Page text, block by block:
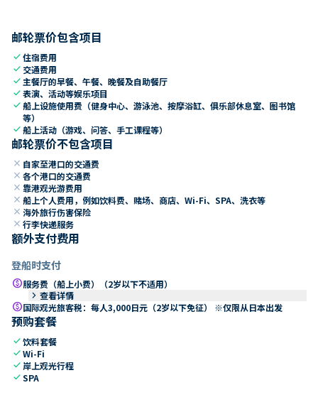
邮轮票价包含项目
check住宿费用
check 交通费用
check 主餐厅的早餐、午餐、晚餐及自助餐厅
check表演、活动等娱乐项目
check船上设施使用费（健身中心、游泳池、按摩浴缸、俱乐部休息室、图书馆
等）
check船上活动（游戏、问答、手工课程等）
邮轮票价不包含项目
close 自家至港口的交通费
close 各个港口的交通费
close 靠港观光游费用
close 船上个人费用，例如饮料费、赌场、商店、Wi-Fi、SPA、洗衣等
close 海外旅行伤害保险
close 行李快递服务
额外支付费用
登船时支付
paid服务费（船上小费）（2岁以下不适用）
keyboard_arrow_right 查看详情
paid国际观光旅客税：每人3,000日元（2岁以下免征） ※仅限从日本出发
预购套餐
check饮料套餐
checkWi-Fi
check 岸上观光行程
checkSPA